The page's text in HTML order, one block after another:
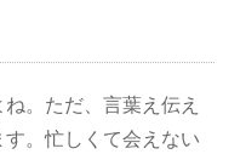
。ただ、言葉え伝え
。忙しくて会えない